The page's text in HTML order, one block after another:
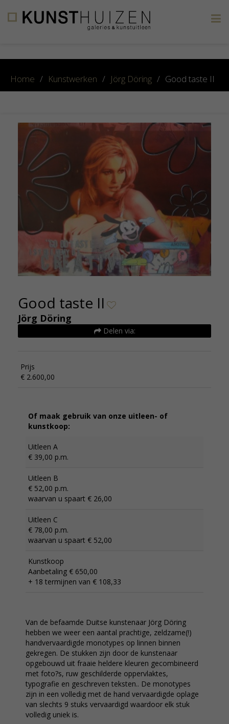
Home / Kunstwerken / Jörg Döring / Good taste II
Good taste II
Jörg Döring
Delen via:
Prijs
€ 2.600,00
Of maak gebruik van onze uitleen- of
kunstkoop:
Uitleen A
€ 39,00 p.m.
Uitleen B
€ 52,00 p.m.
waarvan u spaart € 26,00
Uitleen C
€ 78,00 p.m.
waarvan u spaart € 52,00
Kunstkoop
Aanbetaling € 650,00
+ 18 termijnen van € 108,33
Van de befaamde Duitse kunstenaar Jörg Döring
hebben we weer een aantal prachtige, zeldzame(!)
handvervaardigde monotypes op linnen binnen
gekregen. De stukken zijn door de kunstenaar
opgebouwd uit fraaie heldere kleuren gecombineerd
met foto?s, ruw geschilderde oppervlaktes,
typografie en geschreven teksten.. De monotypes
zijn in een volledig met de hand vervaardigde oplage
van slechts 9 stuks vervaardigd waardoor elk stuk
volledig uniek is.